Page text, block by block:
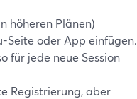
höheren Plänen)
Seite oder App einfügen.
für jede neue Session
Registrierung, aber